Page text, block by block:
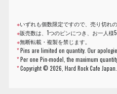
※いずれも個数限定ですので、売り切れ
※販売数は、1つのピンにつき、お一人様
※無断転載・複製を禁じます。
*Pins are limited on quantity. Our
*Per one Pin-model, the maximum
*Copyright ©2026, Hard Rock Cafe